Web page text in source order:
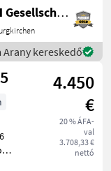
3-
MAUCH Gesellschaft m.b.H. & Co.KG
Arany kereskedő
4.450
€
20 % ÁFA-
val
3.708,33 €
nettó